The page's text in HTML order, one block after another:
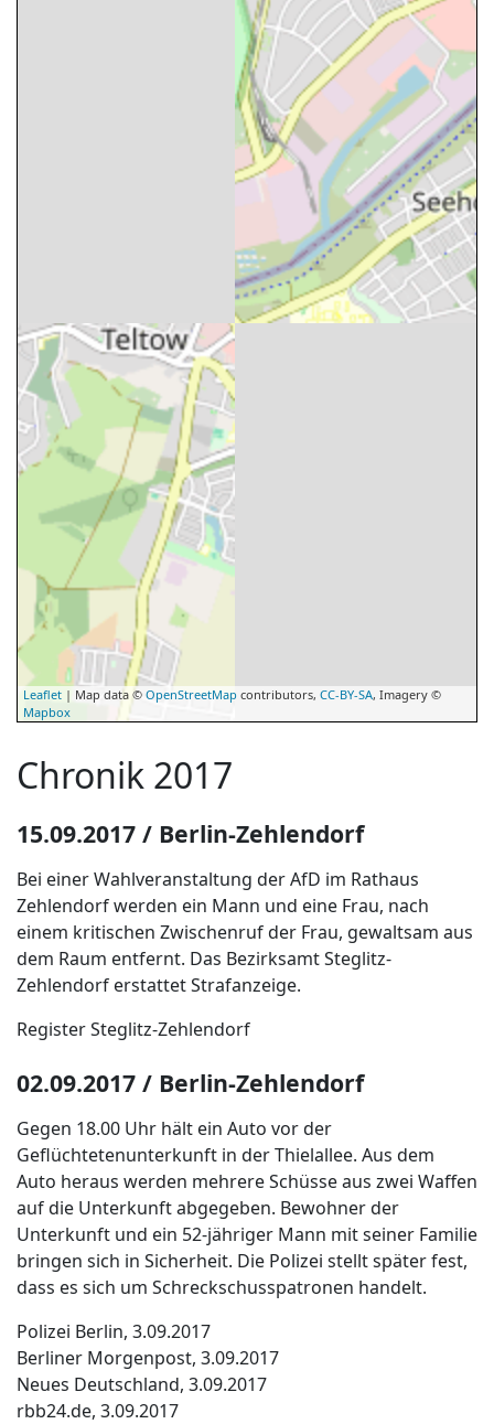
Leaflet | Map data © OpenStreetMap contributors, CC-BY-SA, Imagery ©
Mapbox
Chronik 2017
15.09.2017 / Berlin-Zehlendorf
Bei einer Wahlveranstaltung der AfD im Rathaus
Zehlendorf werden ein Mann und eine Frau, nach
einem kritischen Zwischenruf der Frau, gewaltsam aus
dem Raum entfernt. Das Bezirksamt Steglitz-
Zehlendorf erstattet Strafanzeige.
Register Steglitz-Zehlendorf
02.09.2017 / Berlin-Zehlendorf
Gegen 18.00 Uhr hält ein Auto vor der
Geflüchtetenunterkunft in der Thielallee. Aus dem
Auto heraus werden mehrere Schüsse aus zwei Waffen
auf die Unterkunft abgegeben. Bewohner der
Unterkunft und ein 52-jähriger Mann mit seiner Familie
bringen sich in Sicherheit. Die Polizei stellt später fest,
dass es sich um Schreckschusspatronen handelt.
Polizei Berlin, 3.09.2017
Berliner Morgenpost, 3.09.2017
Neues Deutschland, 3.09.2017
rbb24.de, 3.09.2017